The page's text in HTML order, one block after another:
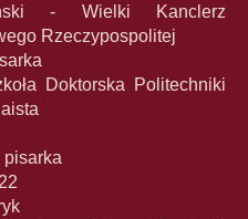
- Wielki Kanclerz
Rzeczypospolitej
Doktorska Politechniki
pisarka